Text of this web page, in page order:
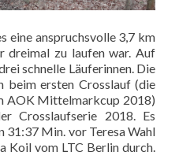
eine anspruchsvolle 3,7 km
dreimal zu laufen war. Auf
schnelle Läuferinnen. Die
beim ersten Crosslauf (die
AOK Mittelmarkcup 2018)
Crosslaufserie 2018. Es
31:37 Min. vor Teresa Wahl
Koil vom LTC Berlin durch.